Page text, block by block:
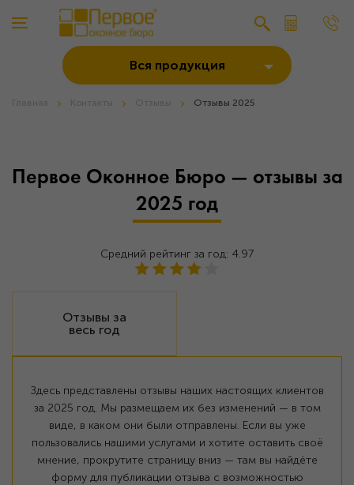
Вся продукция
Отзывы 2025
Первое Оконное Бюро — отзывы за
2025 год
Средний рейтинг за год: 4.97
Отзывы за
весь год
Здесь представлены отзывы наших настоящих клиентов
за 2025 год. Мы размещаем их без изменений — в том
виде, в каком они были отправлены. Если вы уже
пользовались нашими услугами и хотите оставить своё
мнение, прокрутите страницу вниз — там вы найдёте
форму для публикации отзыва с возможностью